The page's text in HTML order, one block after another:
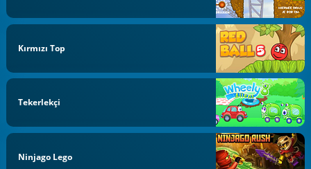
Kırmızı Top
Tekerlekçi
Ninjago Lego